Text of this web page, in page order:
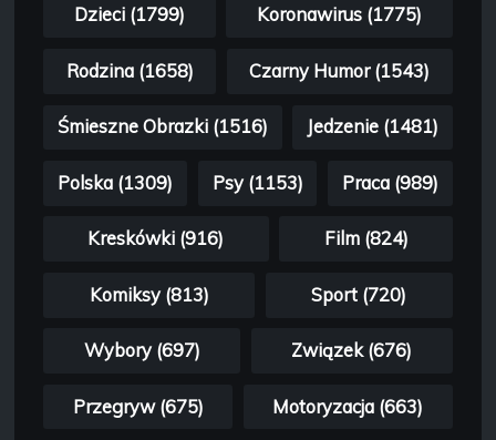
Dzieci (1799) Koronawirus (1775)
Rodzina (1658) Czarny Humor (1543)
Śmieszne Obrazki (1516) Jedzenie (1481)
Polska (1309) Psy (1153) Praca (989)
Kreskówki (916) Film (824)
Komiksy (813) Sport (720)
Wybory (697) Związek (676)
Przegryw (675) Motoryzacja (663)